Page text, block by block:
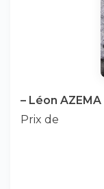
– Léon AZEMA
Prix de